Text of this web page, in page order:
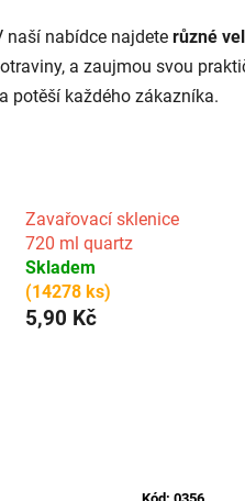
naší nabídce najdete různé
a zaujmou svou
potěší každého zákazníka.
Zavařovací sklenice
720 ml quartz
Skladem
(14278 ks)
5,90 Kč